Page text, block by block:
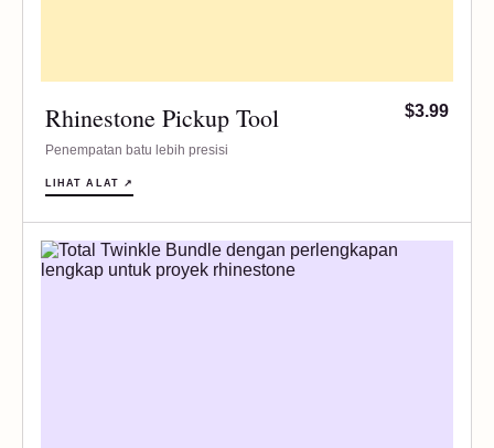
Rhinestone Pickup Tool
Penempatan batu lebih presisi
$3.99
LIHAT ALAT ↗